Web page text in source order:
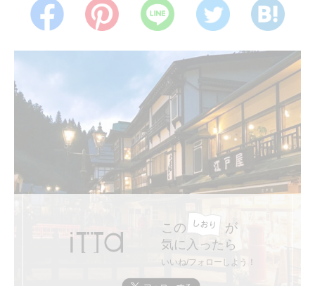
この
が
気に入ったら
いいね/フォローしよう！